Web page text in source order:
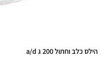
הילס כלב וחתול 200 ג a/d